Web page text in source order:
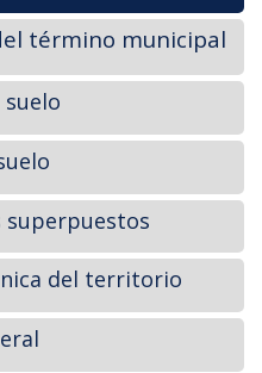
término municipal
superpuestos
del territorio